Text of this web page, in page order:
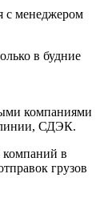
с менеджером
в будние
компаниями
СДЭК.
компаний в
грузов